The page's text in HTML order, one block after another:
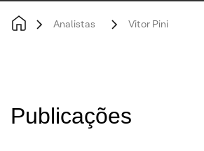
Analistas Vitor Pini
Publicações